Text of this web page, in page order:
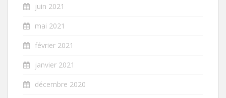
juin 2021
mai 2021
février 2021
janvier 2021
décembre 2020